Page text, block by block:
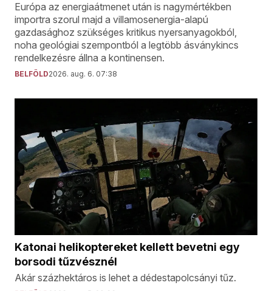
Európa az energiaátmenet után is nagymértékben
importra szorul majd a villamosenergia-alapú
gazdasághoz szükséges kritikus nyersanyagokból,
noha geológiai szempontból a legtöbb ásványkincs
rendelkezésre állna a kontinensen.
BELFÖLD2026. aug. 6. 07:38
Katonai helikoptereket kellett bevetni egy
borsodi tűzvésznél
Akár százhektáros is lehet a dédestapolcsányi tűz.